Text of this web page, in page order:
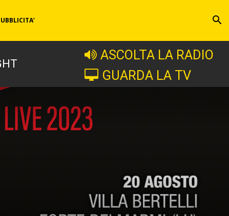
ASCOLTA LA RADIO
GUARDA LA TV